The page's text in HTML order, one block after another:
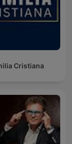
Cristiana